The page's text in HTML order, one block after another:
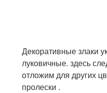
Декоративные злаки
луковичные. здесь
отложим для других
пролески .